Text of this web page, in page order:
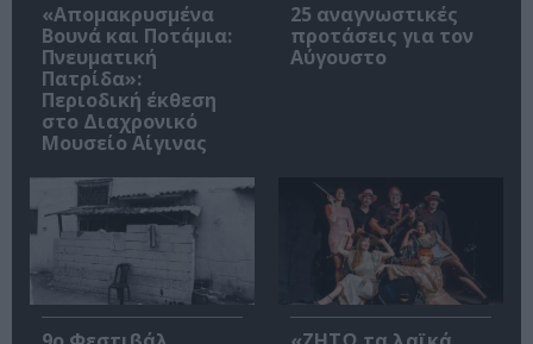
«Απομακρυσμένα
Βουνά και Ποτάμια:
Πνευματική
Πατρίδα»:
Περιοδική έκθεση
στο Διαχρονικό
Μουσείο Αίγινας
25 αναγνωστικές
προτάσεις για τον
Αύγουστο